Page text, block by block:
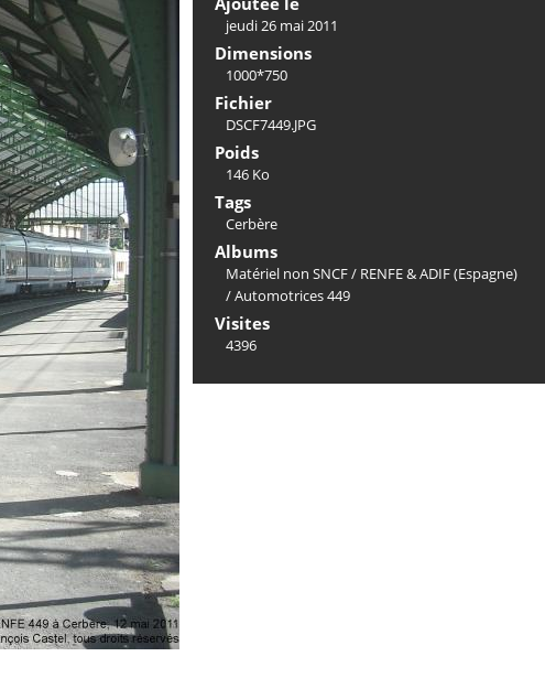
jeudi 26 mai 2011
Dimensions
1000*750
Fichier
DSCF7449.JPG
Poids
146 Ko
Tags
Cerbère
Albums
Matériel non SNCF/ RENFE & ADIF (Espagne)
/Automotrices 449
Visites
4396